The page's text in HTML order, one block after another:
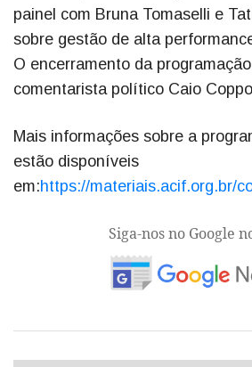
painel com Bruna Tomaselli e
sobre gestão de alta
O encerramento da
comentarista político Caio
Mais informações sobre a
estão disponíveis
em:https://materiais.acif.org.br/
Siga-nos no Google